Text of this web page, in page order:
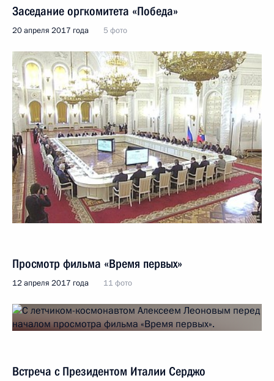
Заседание оргкомитета «Победа»
20 апреля 2017 года 5 фото
Просмотр фильма «Время первых»
12 апреля 2017 года 11 фото
Встреча с Президентом Италии Серджо